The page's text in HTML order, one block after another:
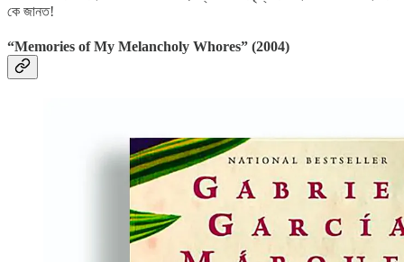
কে জানত!
“Memories of My Melancholy Whores” (2004)